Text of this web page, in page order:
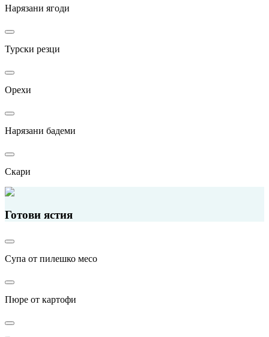
Нарязани ягоди
Турски резци
Орехи
Нарязани бадеми
Скари
Готови ястия
Супа от пилешко месо
Пюре от картофи